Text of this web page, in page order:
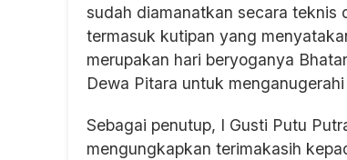
sudah diamanatkan secara teknis
termasuk kutipan yang
merupakan hari beryoganya
Dewa Pitara untuk
Sebagai penutup, I Gusti Putu
mengungkapkan terimakasih